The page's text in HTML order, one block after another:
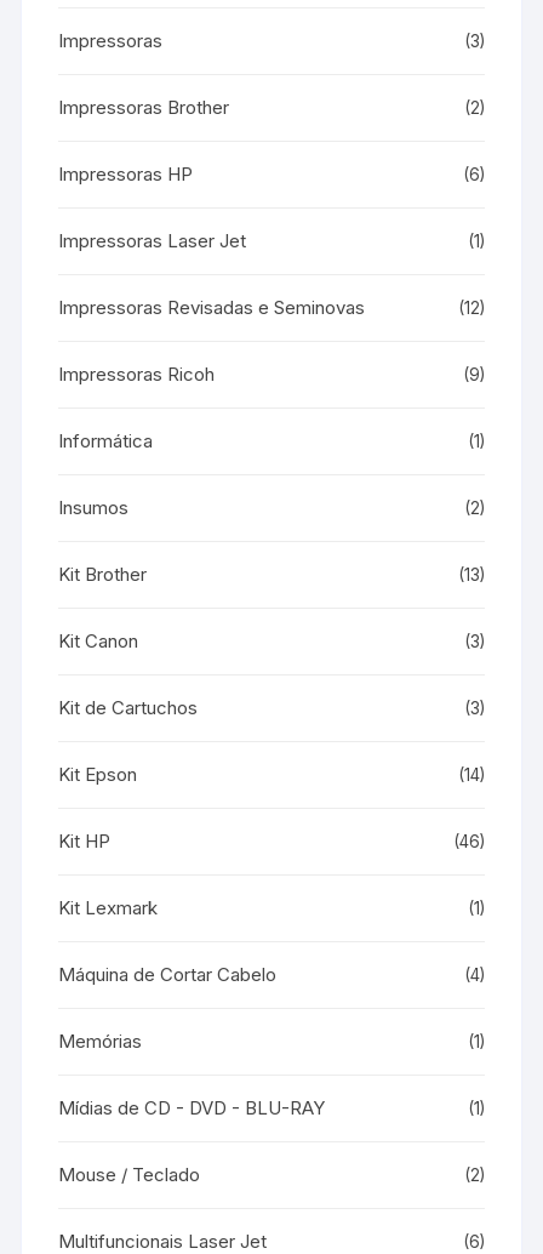
Impressoras (3)
Impressoras Brother (2)
Impressoras HP (6)
Impressoras Laser Jet (1)
Impressoras Revisadas e Seminovas (12)
Impressoras Ricoh (9)
Informática (1)
Insumos (2)
Kit Brother (13)
Kit Canon (3)
Kit de Cartuchos (3)
Kit Epson (14)
Kit HP (46)
Kit Lexmark (1)
Máquina de Cortar Cabelo (4)
Memórias (1)
Mídias de CD - DVD - BLU-RAY (1)
Mouse / Teclado (2)
Multifuncionais Laser Jet (6)